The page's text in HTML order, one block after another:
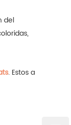
del
. Estos a